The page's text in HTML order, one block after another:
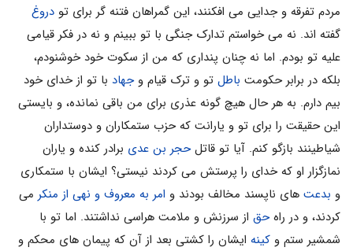
مردم تفرقه و جدایى مى افکنند، این گمراهان فتنه گر براى تو دروغ
گفته اند. نه مى خواستم تدارک جنگى با تو ببینم و نه در فکر قیامى
علیه تو بودم. اما نه چنان پندارى که من از سکوت خود خوشنودم،
بلکه در برابر حکومت باطل تو و ترک قیام وجهاد با تو از خداى خود
بیم دارم. به هر حال هیچ گونه عذرى براى من باقى نمانده، و بایستى
این حقیقت را براى تو و یارانت که حزب ستمکاران و دوستداران
شیاطینند بازگو کنم. آیا تو قاتلحجر بن عدى برادر کنده و یاران
نمازگزار او که خداى را پرستش مى کردند نیستى؟ ایشان با ستمکارى
و بدعت هاى ناپسند مخالف بودند و امر به معروف و نهى از منکر مى
کردند، و در راهحق از سرزنش و ملامت هراسى نداشتند. اما تو با
شمشیر ستم و کینه ایشان را کشتى بعد از آن که پیمان هاى محکم و